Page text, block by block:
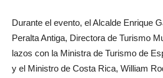
Durante el evento, el Alcalde Enrique
Peralta Antiga, Directora de Turismo
lazos con la Ministra de Turismo de
y el Ministro de Costa Rica, William